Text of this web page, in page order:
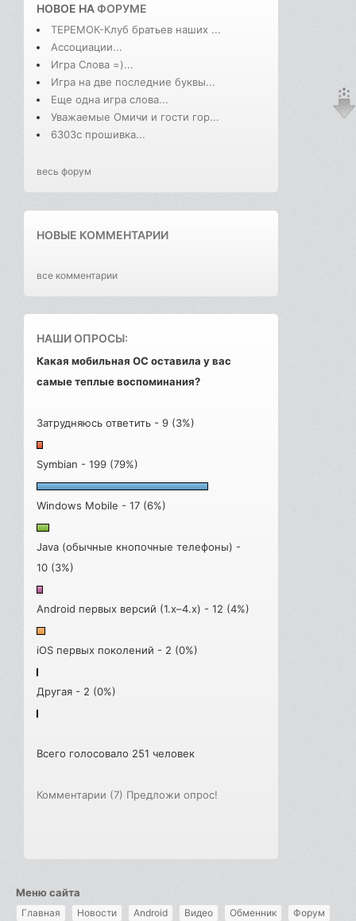
НОВОЕ НАФОРУМЕ
ТЕРЕМОК-Клуб братьев наших ...
Ассоциации...
Игра Слова =)...
Игра на две последние буквы...
Еще одна игра слова...
Уважаемые Омичи и гости гор...
6303с прошивка...
весь форум
НОВЫЕ КОММЕНТАРИИ
все комментарии
НАШИ ОПРОСЫ:
Какая мобильная ОС оставила у вас
самые теплые воспоминания?
Затрудняюсь ответить - 9 (3%)
Symbian - 199 (79%)
Windows Mobile - 17 (6%)
Java (обычные кнопочные телефоны) -
10 (3%)
Android первых версий (1.x–4.x) - 12 (4%)
iOS первых поколений - 2 (0%)
Другая - 2 (0%)
Всего голосовало 251 человек
Комментарии (7) Предложи опрос!
Меню сайта
Главная Новости Android Видео Обменник Форум